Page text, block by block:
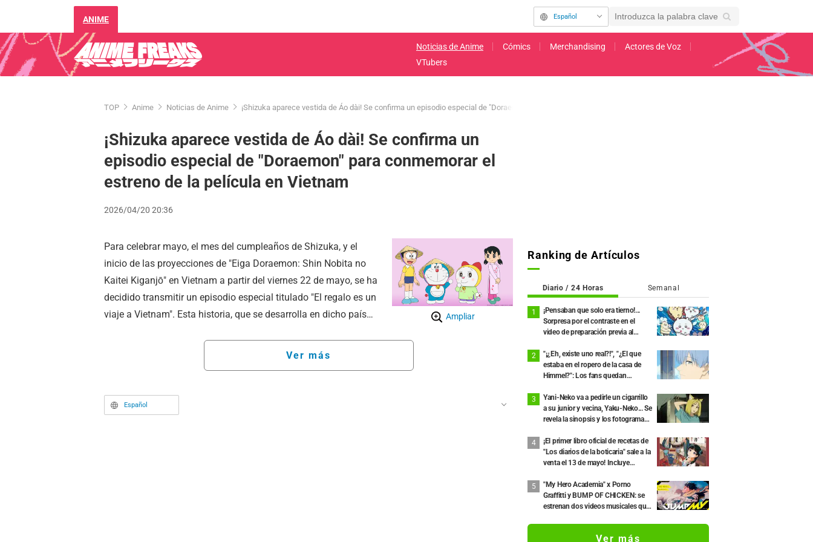
ANIME Español
Noticias de Anime Cómics Merchandising
Actores de Voz
VTubers
TOP Anime Noticias de Anime ¡Shizuka aparece vestida de Áo dài! Se confirma un episodio especial de "Doraemon" para conmemorar el estreno de la película en Vietnam
¡Shizuka aparece vestida de Áo dài! Se confirma un
episodio especial de "Doraemon" para conmemorar el
estreno de la película en Vietnam
2026/04/20 20:36
Ampliar
Para celebrar mayo, el mes del cumpleaños de Shizuka, y el
inicio de las proyecciones de "Eiga Doraemon: Shin Nobita no
Kaitei Kiganjō" en Vietnam a partir del viernes 22 de mayo, se ha
decidido transmitir un episodio especial titulado "El regalo es un
viaje a Vietnam". Esta historia, que se desarrolla en dicho país
Ver más
Español
Ranking de Artículos
Diario / 24 Horas Semanal
¡Pensaban que solo era tierno!...
Sorpresa por el contraste en el
video de preparación previa al
"Es más crudo de lo imaginado",
"Hablan puro de trabajo"
"¡¿Eh, existe uno real?!", "¿El que
estaba en el ropero de la casa de
Himmel?": Los fans quedan
"Cuerno del Dragón Oscuro" que
apareció en el episodio 1 de
"Frieren: Más allá del final del viaje"
Yani-Neko va a pedirle un cigarrillo
a su junior y vecina, Yaku-Neko... Se
revela la sinopsis y los fotogramas
"Chainsmoker Cat"
¡El primer libro oficial de recetas de
"Los diarios de la boticaria" sale a la
venta el 13 de mayo! Incluye
Natsu Hyuuga
"My Hero Academia" x Porno
Graffitti y BUMP OF CHICKEN: se
estrenan dos videos musicales que
Ver más